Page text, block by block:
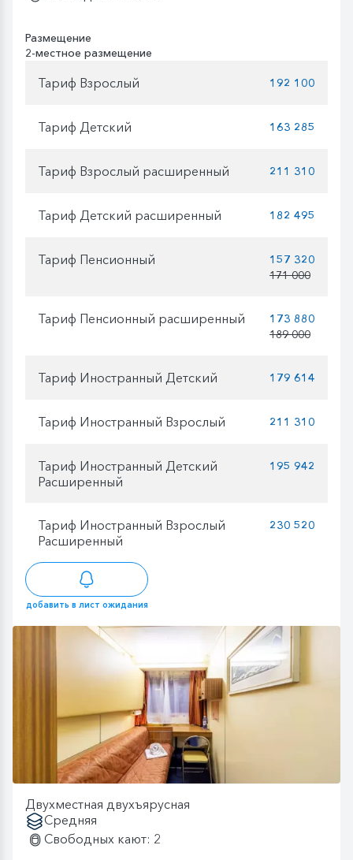
Размещение
2-местное размещение
Тариф Взрослый 192 100
Тариф Детский 163 285
Тариф Взрослый расширенный 211 310
Тариф Детский расширенный 182 495
Тариф Пенсионный
157 320
171 000
Тариф Пенсионный расширенный
173 880
189 000
Тариф Иностранный Детский 179 614
Тариф Иностранный Взрослый 211 310
Тариф Иностранный Детский
Расширенный
195 942
Тариф Иностранный Взрослый
Расширенный
230 520
добавить в лист ожидания
Двухместная двухъярусная
Средняя
Свободных кают: 2